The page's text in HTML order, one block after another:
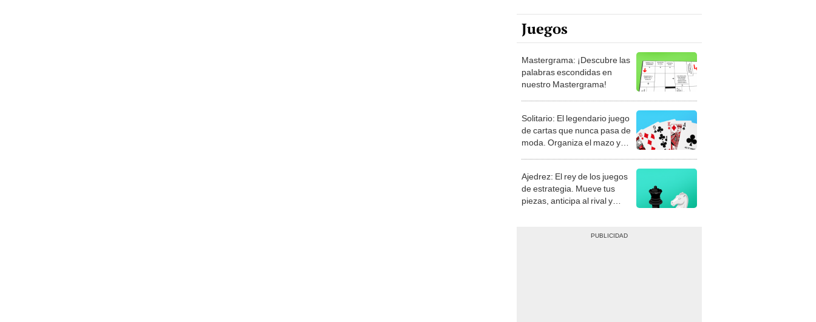
Juegos
Mastergrama: ¡Descubre las
palabras escondidas en
nuestro Mastergrama!
Solitario: El legendario juego
de cartas que nunca pasa de
moda. Organiza el mazo y
Ajedrez: El rey de los juegos
de estrategia. Mueve tus
piezas, anticipa al rival y